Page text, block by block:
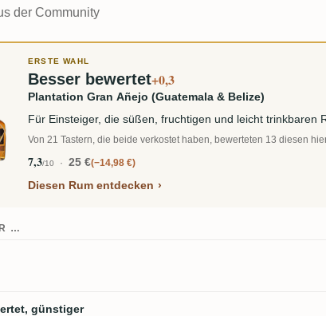
der Community
ERSTE WAHL
Besser bewertet+0,3
Plantation Gran Añejo (Guatemala & Belize)
Für Einsteiger, die süßen, fruchtigen und leicht trinkbaren
Von 21 Tastern, die beide verkostet haben, bewerteten 13 diesen
7,3/10 25 € −14,98 €
Diesen Rum entdecken
…
günstiger